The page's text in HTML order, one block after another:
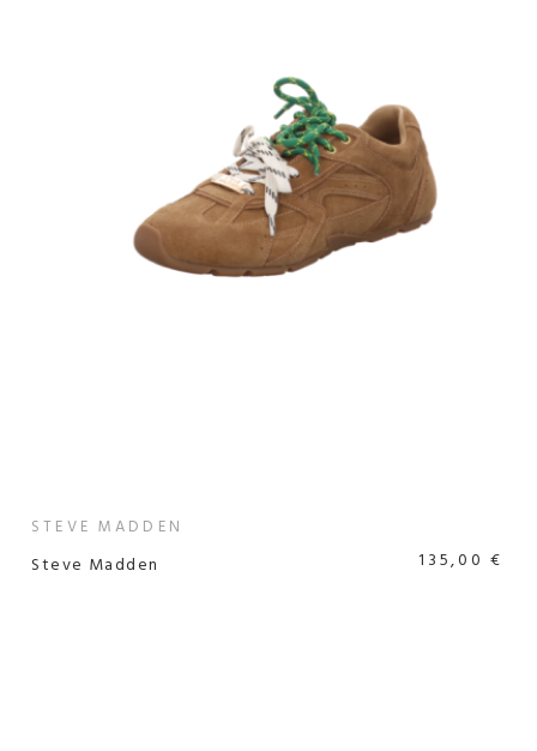
STEVE MADDEN
Steve Madden 135,00 €